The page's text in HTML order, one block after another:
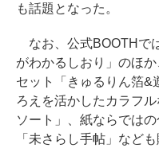
も話題となった。
なお、公式BOOTHで
がわかるしおり」のほ
セット「きゅるりん箔&
ろえを活かしたカラフ
ソート」、紙ならでは
「未さらし手帖」など